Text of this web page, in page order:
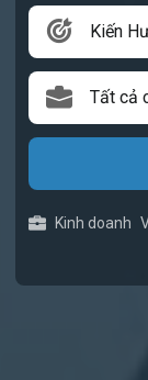
Kiến
Tất cả
Kinh doanh